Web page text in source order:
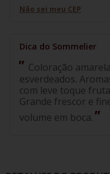
Não sei meu CEP
Coloração
esverdeados.
com leve toque
Grande frescor e
volume em boca.